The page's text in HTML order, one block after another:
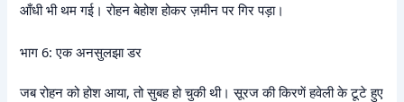
आँधी भी थम गई। रोहन बेहोश होकर ज़मीन पर गिर पड़ा।
भाग 6: एक अनसुलझा डर
जब रोहन को होश आया, तो सुबह हो चुकी थी। सूरज की किरणें हवेली के टूटे हुए